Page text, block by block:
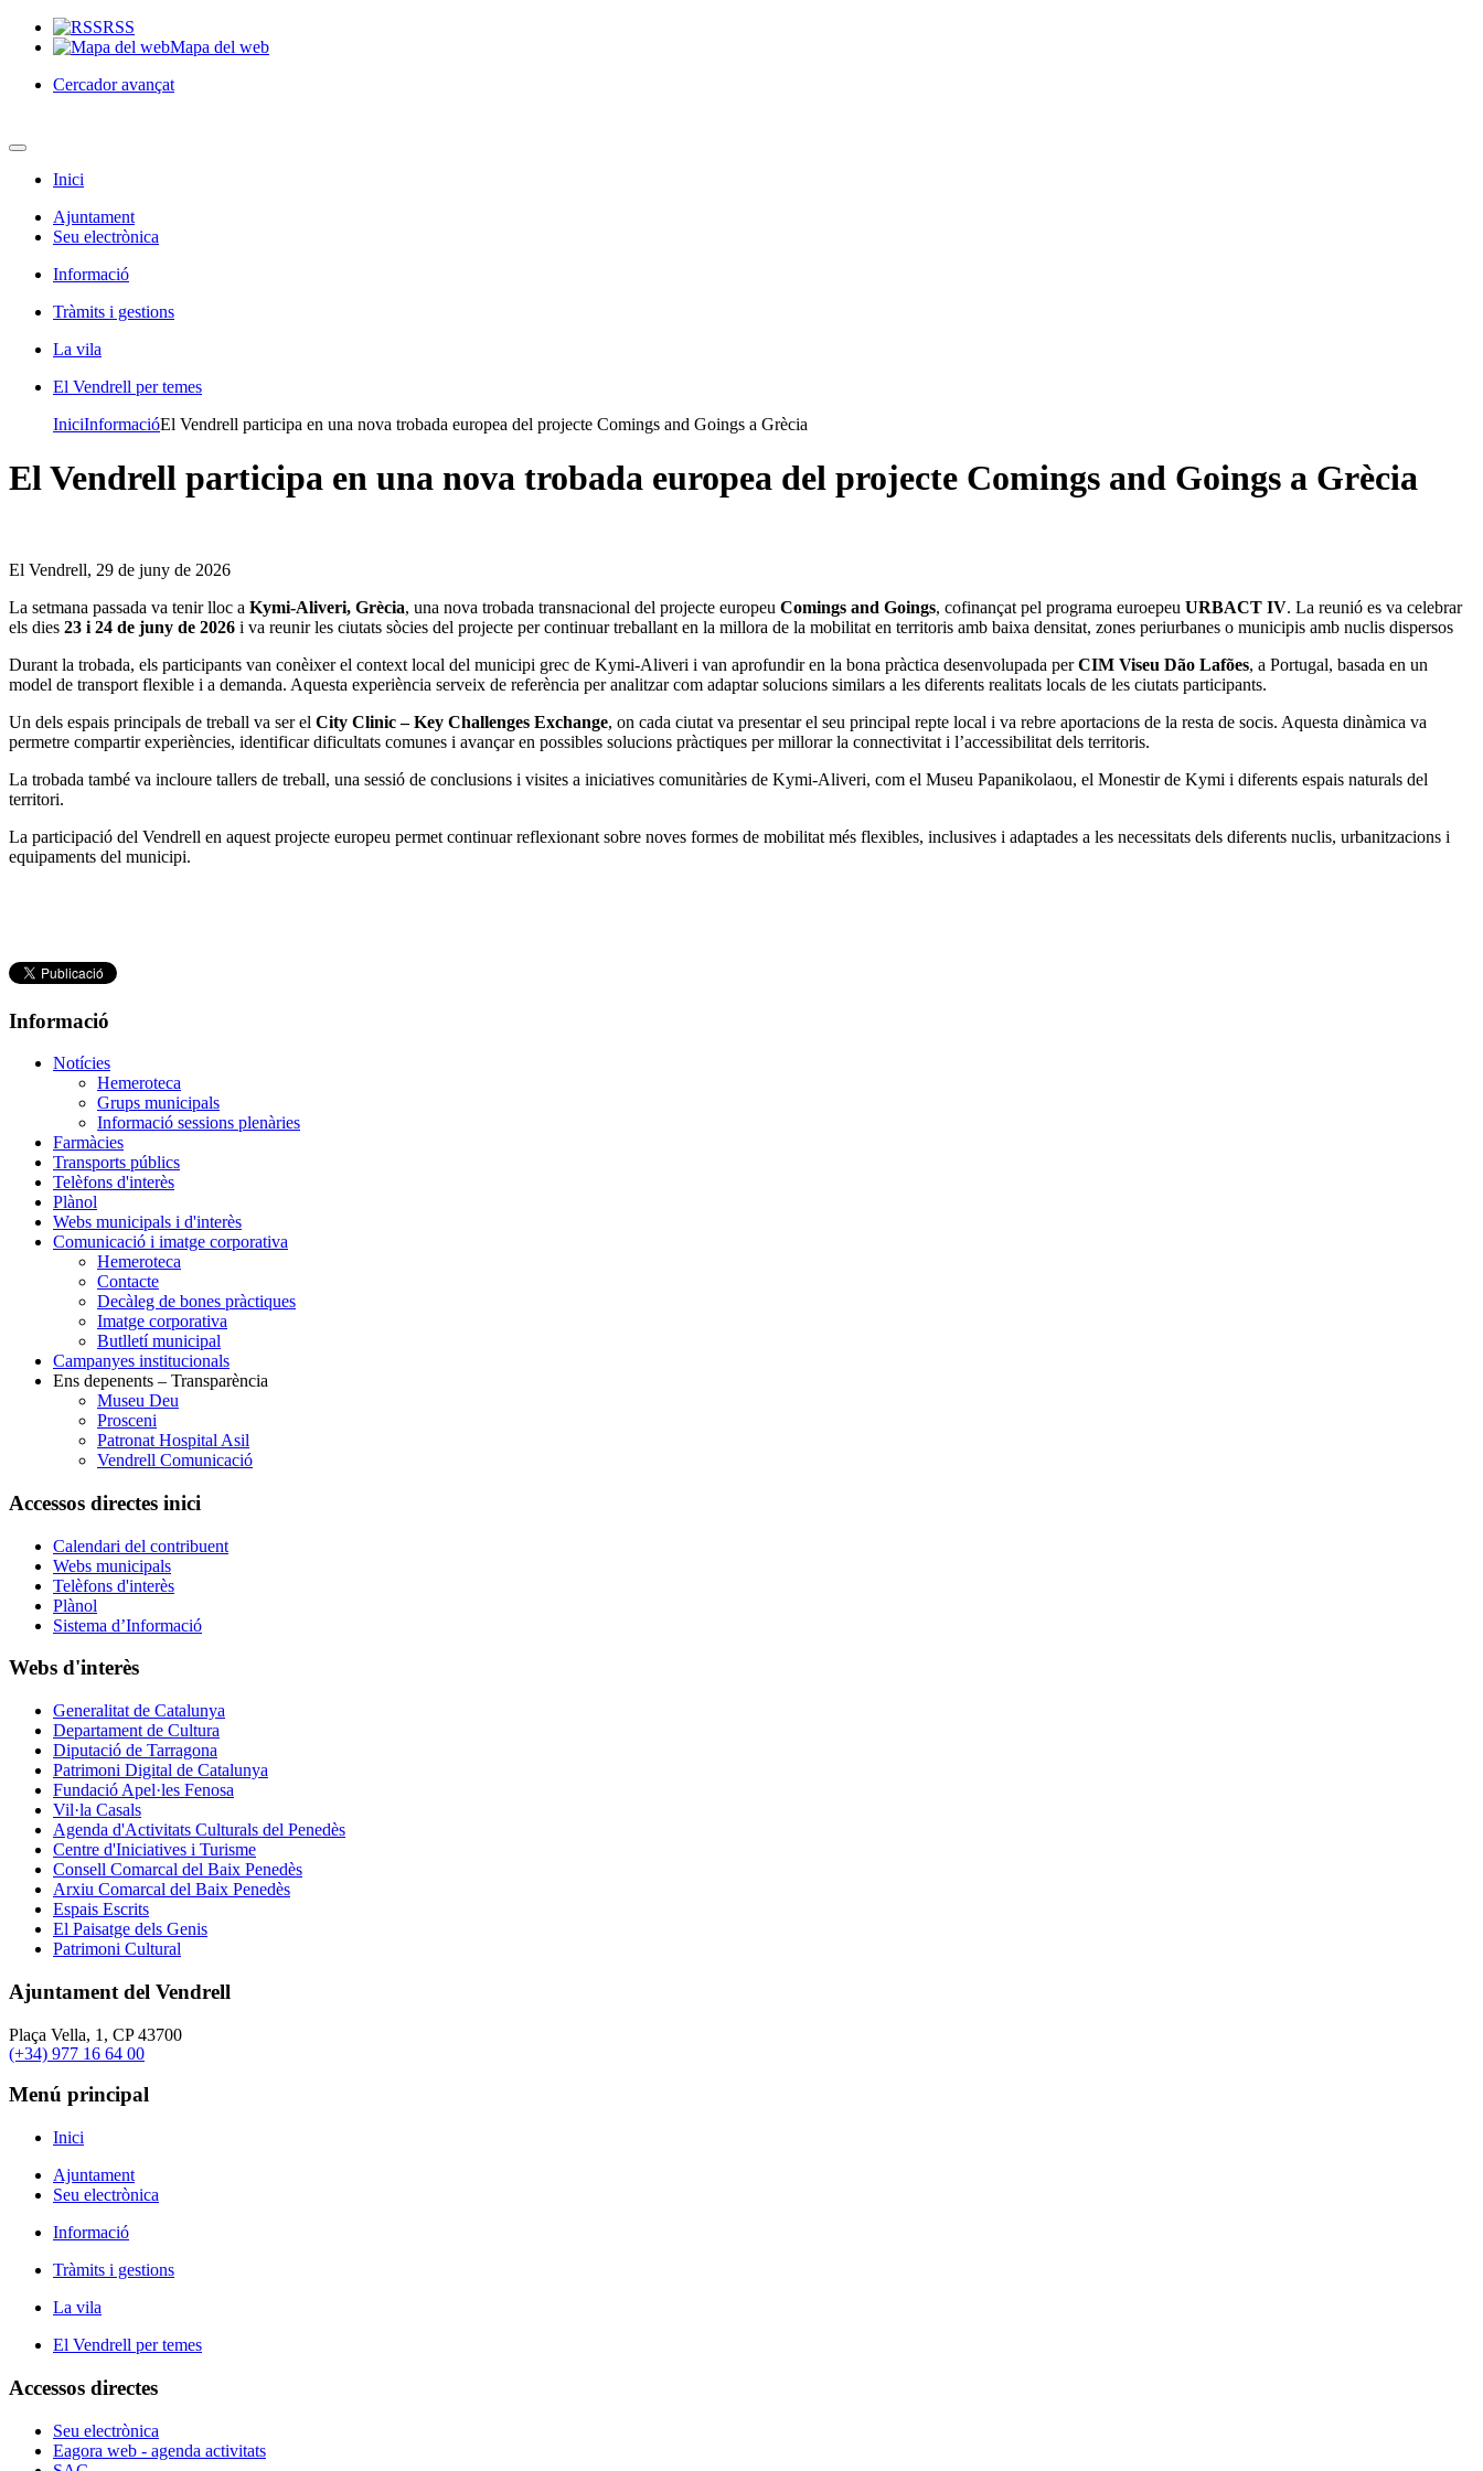
RSS
Mapa del web
Cercador avançat
Inici
Ajuntament
Seu electrònica
Informació
Tràmits i gestions
La vila
El Vendrell per temes
IniciInformacióEl Vendrell participa en una nova trobada europea del projecte Comings and Goings a Grècia
El Vendrell participa en una nova trobada europea del projecte Comings and Goings a Grècia
El Vendrell, 29 de juny de 2026
La setmana passada va tenir lloc a Kymi-Aliveri, Grècia, una nova trobada transnacional del projecte europeu Comings and Goings, cofinançat pel programa euroepeu URBACT IV. La reunió es va celebrar
els dies 23 i 24 de juny de 2026 i va reunir les ciutats sòcies del projecte per continuar treballant en la millora de la mobilitat en territoris amb baixa densitat, zones periurbanes o municipis amb nuclis dispersos
Durant la trobada, els participants van conèixer el context local del municipi grec de Kymi-Aliveri i van aprofundir en la bona pràctica desenvolupada perCIM Viseu Dão Lafões, a Portugal, basada en un
model de transport flexible i a demanda. Aquesta experiència serveix de referència per analitzar com adaptar solucions similars a les diferents realitats locals de les ciutats participants.
Un dels espais principals de treball va ser el City Clinic – Key Challenges Exchange, on cada ciutat va presentar el seu principal repte local i va rebre aportacions de la resta de socis. Aquesta dinàmica va
permetre compartir experiències, identificar dificultats comunes i avançar en possibles solucions pràctiques per millorar la connectivitat i l’accessibilitat dels territoris.
La trobada també va incloure tallers de treball, una sessió de conclusions i visites a iniciatives comunitàries de Kymi-Aliveri, com el Museu Papanikolaou, el Monestir de Kymi i diferents espais naturals del
territori.
La participació del Vendrell en aquest projecte europeu permet continuar reflexionant sobre noves formes de mobilitat més flexibles, inclusives i adaptades a les necessitats dels diferents nuclis, urbanitzacions i
equipaments del municipi.
Informació
Notícies
Hemeroteca
Grups municipals
Informació sessions plenàries
Farmàcies
Transports públics
Telèfons d'interès
Plànol
Webs municipals i d'interès
Comunicació i imatge corporativa
Hemeroteca
Contacte
Decàleg de bones pràctiques
Imatge corporativa
Butlletí municipal
Campanyes institucionals
Ens depenents – Transparència
Museu Deu
Prosceni
Patronat Hospital Asil
Vendrell Comunicació
Accessos directes inici
Calendari del contribuent
Webs municipals
Telèfons d'interès
Plànol
Sistema d’Informació
Webs d'interès
Generalitat de Catalunya
Departament de Cultura
Diputació de Tarragona
Patrimoni Digital de Catalunya
Fundació Apel·les Fenosa
Vil·la Casals
Agenda d'Activitats Culturals del Penedès
Centre d'Iniciatives i Turisme
Consell Comarcal del Baix Penedès
Arxiu Comarcal del Baix Penedès
Espais Escrits
El Paisatge dels Genis
Patrimoni Cultural
Ajuntament del Vendrell
Plaça Vella, 1, CP 43700
(+34) 977 16 64 00
Menú principal
Inici
Ajuntament
Seu electrònica
Informació
Tràmits i gestions
La vila
El Vendrell per temes
Accessos directes
Seu electrònica
Eagora web - agenda activitats